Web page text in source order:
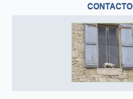
CONTACTO